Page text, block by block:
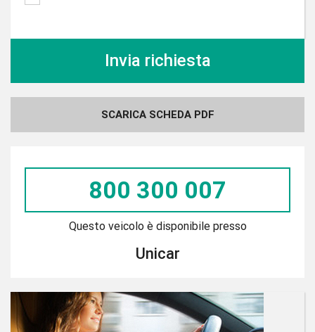
SCARICA SCHEDA PDF
800 300 007
Questo veicolo è disponibile presso
Unicar